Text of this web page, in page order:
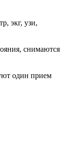
экг, узи,
, снимаются
один прием